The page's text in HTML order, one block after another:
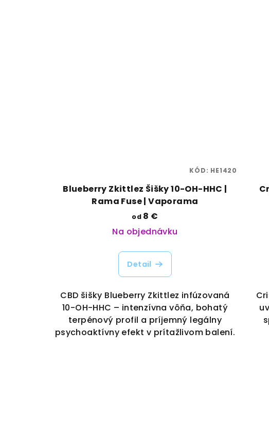
Blueberry Zkittlez Šišky 10-OH-HHC |
Rama Fuse | Vaporama
od 8 €
Na objednávku
Detail
CBD šišky Blueberry Zkittlez infúzovaná
10-OH-HHC – intenzívna vôňa, bohatý
terpénový profil a príjemný legálny
psychoaktívny efekt v prítažlivom balení.
KÓD: HE1420